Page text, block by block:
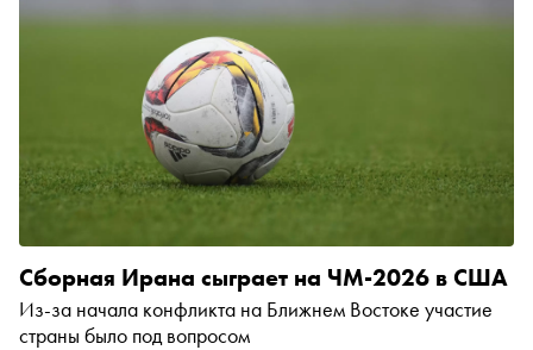
Сборная Ирана сыграет на ЧМ-2026 в США
Из-за начала конфликта на Ближнем Востоке участие
страны было под вопросом